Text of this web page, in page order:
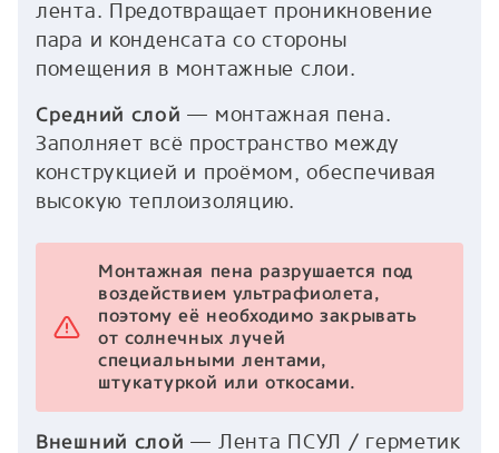
лента. Предотвращает проникновение
пара и конденсата со стороны
помещения в монтажные слои.
Средний слой — монтажная пена.
Заполняет всё пространство между
конструкцией и проёмом, обеспечивая
высокую теплоизоляцию.
Монтажная пена разрушается под
воздействием ультрафиолета,
поэтому её необходимо закрывать
от солнечных лучей
специальными лентами,
штукатуркой или откосами.
Внешний слой — Лента ПСУЛ / герметик